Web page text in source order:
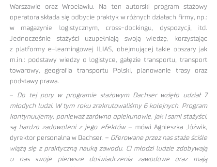
Warszawie oraz Wrocławiu. Na ten autorski program stażowy
operatora składa się odbycie praktyk w różnych działach firmy, np.:
w magazynie logistycznym, cross-dockingu, dyspozycji, itd.
Jednocześnie stażyści uzupełniają swoją wiedzę, korzystając
z platformy e-learningowej ILIAS, obejmującej takie obszary jak
m.in.: podstawy wiedzy o logistyce, gałęzie transportu, transport
towarowy, geografia transportu Polski, planowanie trasy oraz
podstawy prawa.
– Do tej pory w programie stażowym Dachser wzięło udział 7
młodych ludzi. W tym roku zrekrutowaliśmy 6 kolejnych. Program
kontynuujemy, ponieważ zarówno opiekunowie, jak i sami stażyści,
są bardzo zadowoleni z jego efektów– mówi Agnieszka Jóźwik,
dyrektor personalna w Dachser. – Oferowane przez nas staże ściśle
wiążą się z praktyczną nauką zawodu. Ci młodzi ludzie zdobywają
u nas swoje pierwsze doświadczenia zawodowe oraz mają